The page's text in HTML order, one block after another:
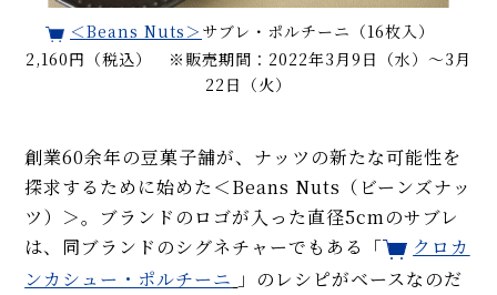
＜Beans Nuts＞ サブレ・ポルチーニ（16枚入）
2,160円（税込） ※販売期間：2022年3月9日（水）～3月
22日（火）
創業60余年の豆菓子舗が、ナッツの新たな可能性を
探求するために始めた＜Beans Nuts（ビーンズナッ
ツ）＞。ブランドのロゴが入った直径5cmのサブレ
は、同ブランドのシグネチャーでもある「
クロカ
ンカシュー・ポルチーニ 」のレシピがベースなのだ